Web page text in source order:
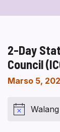
2-Day
Council
Marso 5,